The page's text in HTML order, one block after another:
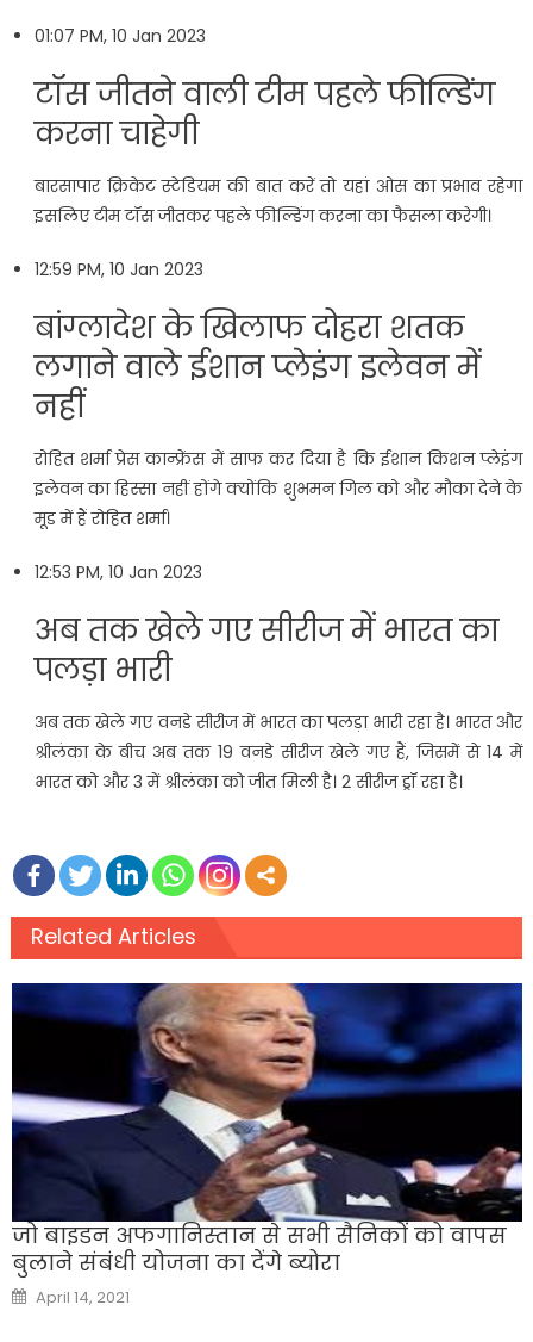
01:07 PM, 10 Jan 2023
टॉस जीतने वाली टीम पहले फील्डिंग
करना चाहेगी
बारसापार क्रिकेट स्टेडियम की बात करें तो यहां ओस का प्रभाव रहेगा
इसलिए टीम टॉस जीतकर पहले फील्डिंग करना का फैसला करेगी।
12:59 PM, 10 Jan 2023
बांग्लादेश के खिलाफ दोहरा शतक
लगाने वाले ईशान प्लेइंग इलेवन में
नहीं
रोहित शर्मा प्रेस कान्फ्रेंस में साफ कर दिया है कि ईशान किशन प्लेइंग
इलेवन का हिस्सा नहीं होंगे क्योंकि शुभमन गिल को और मौका देने के
मूड में हैं रोहित शर्मा।
12:53 PM, 10 Jan 2023
अब तक खेले गए सीरीज में भारत का
पलड़ा भारी
अब तक खेले गए वनडे सीरीज में भारत का पलड़ा भारी रहा है। भारत और
श्रीलंका के बीच अब तक 19 वनडे सीरीज खेले गए हैं, जिसमें से 14 में
भारत को और 3 में श्रीलंका को जीत मिली है। 2 सीरीज ड्रॉ रहा है।
Related Articles
जो बाइडन अफगानिस्तान से सभी सैनिकों को वापस
बुलाने संबंधी योजना का देंगे ब्योरा
Posted
on
April 14, 2021